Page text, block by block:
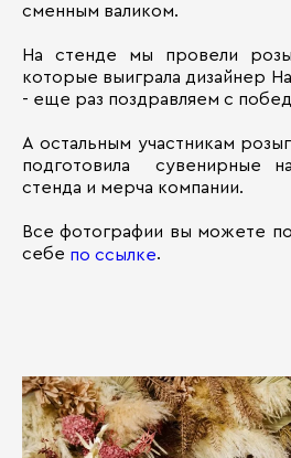
сменным валиком.
На стенде мы провели
которые выиграла дизайнер
- еще раз поздравляем с
А остальным участникам
подготовила сувенирные
стенда и мерча компании.
Все фотографии вы можете
себе по ссылке.